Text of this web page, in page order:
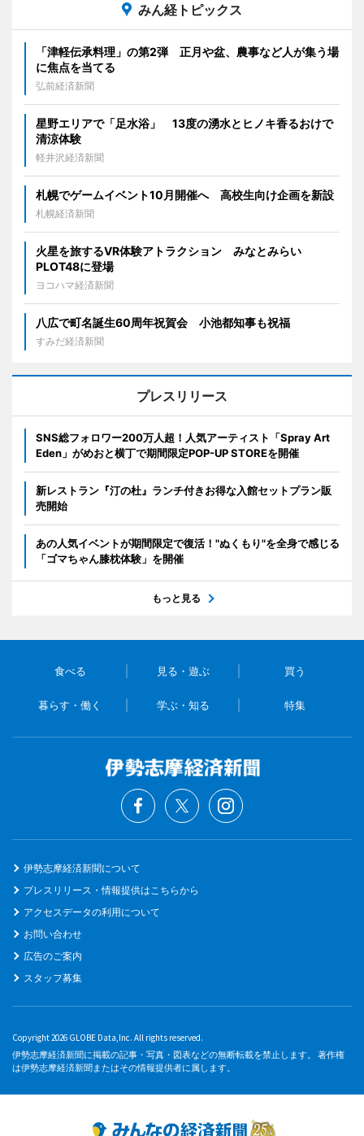
みん経トピックス
「津軽伝承料理」の第2弾 正月や盆、農事など人が集う場
に焦点を当てる
弘前経済新聞
星野エリアで「足水浴」 13度の湧水とヒノキ香るおけで
清涼体験
軽井沢経済新聞
札幌でゲームイベント10月開催へ 高校生向け企画を新設
札幌経済新聞
火星を旅するVR体験アトラクション みなとみらい
PLOT48に登場
ヨコハマ経済新聞
八広で町名誕生60周年祝賀会 小池都知事も祝福
すみだ経済新聞
プレスリリース
SNS総フォロワー200万人超！人気アーティスト「Spray Art
Eden」がめおと横丁で期間限定POP-UP STOREを開催
新レストラン『汀の杜』ランチ付きお得な入館セットプラン販
売開始
あの人気イベントが期間限定で復活！"ぬくもり"を全身で感じる
「ゴマちゃん膝枕体験」を開催
もっと見る
食べる 見る・遊ぶ 買う
暮らす・働く 学ぶ・知る 特集
伊勢志摩経済新聞について
プレスリリース・情報提供はこちらから
アクセスデータの利用について
お問い合わせ
広告のご案内
スタッフ募集
Copyright 2026 GLOBE Data,Inc. All rights reserved.
伊勢志摩経済新聞に掲載の記事・写真・図表などの無断転載を禁止します。 著作権
は伊勢志摩経済新聞またはその情報提供者に属します。